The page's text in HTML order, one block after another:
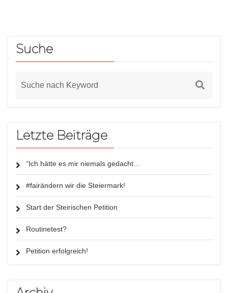
Suche
Letzte Beiträge
“Ich hätte es mir niemals gedacht…
#fairändern wir die Steiermark!
Start der Steirischen Petition
Routinetest?
Petition erfolgreich!